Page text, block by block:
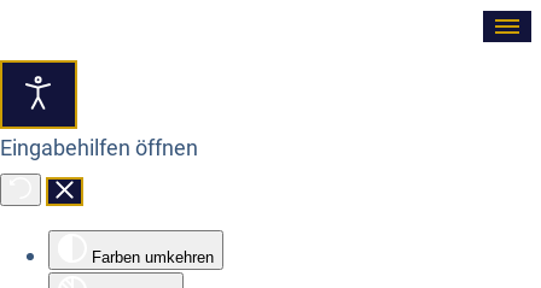
Eingabehilfen öffnen
Farben umkehren
≡